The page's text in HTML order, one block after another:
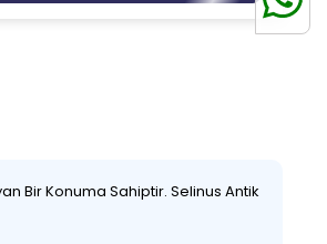
Bir Konuma Sahiptir. Selinus Antik